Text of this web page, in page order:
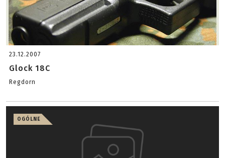
23.12.2007
Glock 18C
Regdorn
OGÓLNE